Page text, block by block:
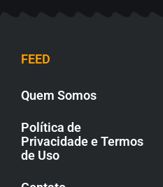
FEED
Quem Somos
Política de
Privacidade e Termos
de Uso